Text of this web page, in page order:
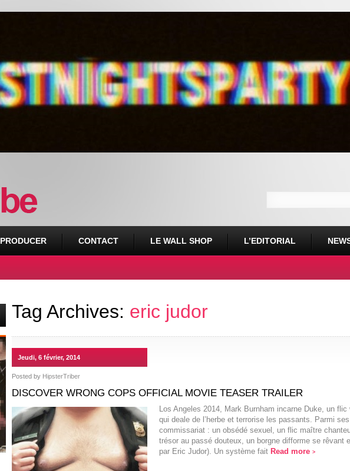
PRODUCER CONTACT LE WALL SHOP L’EDITORIAL
Tag Archives: eric judor
Jeudi, 6 février, 2014
Posted by HipsterTriber
DISCOVER WRONG COPS OFFICIAL MOVIE TEASER TRAILER
Los Angeles 2014, Mark Burnham incarne Duke, un
qui deale de l’herbe et terrorise les passants. Parmi
commissariat : un obsédé sexuel, un flic maître
trésor au passé douteux, un borgne difforme se rêvant
par Eric Judor). Un système fait Read more >